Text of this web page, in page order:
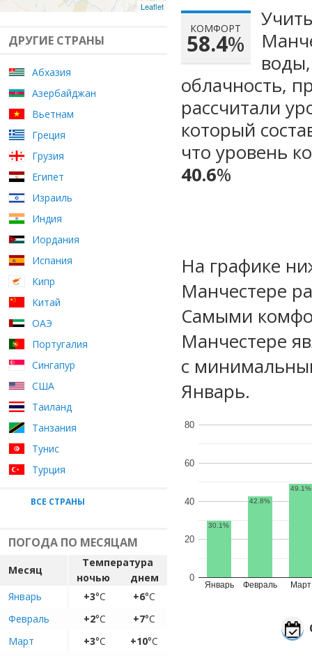
Leaflet
ДРУГИЕ СТРАНЫ
Абхазия
Азербайджан
Вьетнам
Греция
Грузия
Египет
Израиль
Индия
Иордания
Испания
Кипр
Китай
ОАЭ
Португалия
Сингапур
США
Таиланд
Танзания
Тунис
Турция
ВСЕ СТРАНЫ
ПОГОДА ПО МЕСЯЦАМ
Месяц
Температура
ночью
днем
Январь
+3°C +6°C
Февраль
+2°C +7°C
Март
+3°C +10°C
КОМФОРТ
58.4%
облачность,
рассчитали
который
что уровень
40.6%
На графике
Манчестере
Самыми
Манчестере
с
Январь.
Январь Февраль Март
0
20
40
60
80
30.1%
42.8%
49.1%